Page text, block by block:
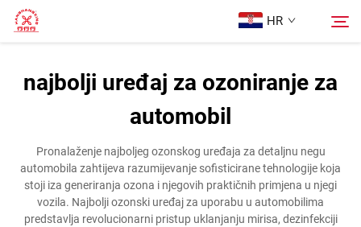
HR
Početna Stranica
Proizvodi
Više o nama
najbolji uređaj za ozoniranje za
automobil
Pronalaženje najboljeg ozonskog uređaja za detaljnu negu
automobila zahtijeva razumijevanje sofisticirane tehnologije koja
stoji iza generiranja ozona i njegovih praktičnih primjena u njegi
vozila. Najbolji ozonski uređaj za uporabu u automobilima
predstavlja revolucionarni pristup uklanjanju mirisa, dezinfekciji